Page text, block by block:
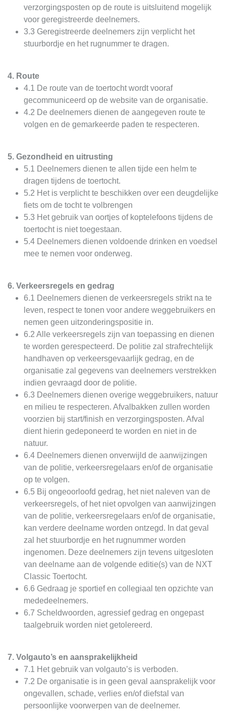
verzorgingsposten op de route is uitsluitend mogelijk
voor geregistreerde deelnemers.
3.3 Geregistreerde deelnemers zijn verplicht het
stuurbordje en het rugnummer te dragen.
4. Route
4.1 De route van de toertocht wordt vooraf
gecommuniceerd op de website van de organisatie.
4.2 De deelnemers dienen de aangegeven route te
volgen en de gemarkeerde paden te respecteren.
5. Gezondheid en uitrusting
5.1 Deelnemers dienen te allen tijde een helm te
dragen tijdens de toertocht.
5.2 Het is verplicht te beschikken over een deugdelijke
fiets om de tocht te volbrengen
5.3 Het gebruik van oortjes of koptelefoons tijdens de
toertocht is niet toegestaan.
5.4 Deelnemers dienen voldoende drinken en voedsel
mee te nemen voor onderweg.
6. Verkeersregels en gedrag
6.1 Deelnemers dienen de verkeersregels strikt na te
leven, respect te tonen voor andere weggebruikers en
nemen geen uitzonderingspositie in.
6.2 Alle verkeersregels zijn van toepassing en dienen
te worden gerespecteerd. De politie zal strafrechtelijk
handhaven op verkeersgevaarlijk gedrag, en de
organisatie zal gegevens van deelnemers verstrekken
indien gevraagd door de politie.
6.3 Deelnemers dienen overige weggebruikers, natuur
en milieu te respecteren. Afvalbakken zullen worden
voorzien bij start/finish en verzorgingsposten. Afval
dient hierin gedeponeerd te worden en niet in de
natuur.
6.4 Deelnemers dienen onverwijld de aanwijzingen
van de politie, verkeersregelaars en/of de organisatie
op te volgen.
6.5 Bij ongeoorloofd gedrag, het niet naleven van de
verkeersregels, of het niet opvolgen van aanwijzingen
van de politie, verkeersregelaars en/of de organisatie,
kan verdere deelname worden ontzegd. In dat geval
zal het stuurbordje en het rugnummer worden
ingenomen. Deze deelnemers zijn tevens uitgesloten
van deelname aan de volgende editie(s) van de NXT
Classic Toertocht.
6.6 Gedraag je sportief en collegiaal ten opzichte van
mededeelnemers.
6.7 Scheldwoorden, agressief gedrag en ongepast
taalgebruik worden niet getolereerd.
7. Volgauto’s en aansprakelijkheid
7.1 Het gebruik van volgauto’s is verboden.
7.2 De organisatie is in geen geval aansprakelijk voor
ongevallen, schade, verlies en/of diefstal van
persoonlijke voorwerpen van de deelnemer.